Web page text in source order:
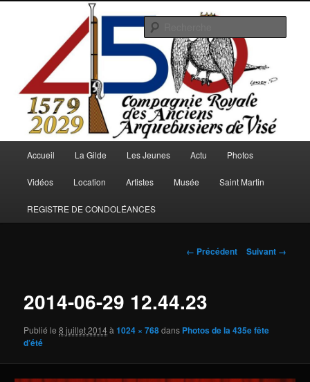
Arquebusiers.eu
Accueil La Gilde Les Jeunes Actu Photos
Vidéos Location Artistes Musée Saint Martin
REGISTRE DE CONDOLÉANCES
Navigation
← Précédent Suivant →
2014-06-29 12.44.23
Publié le8 juillet 2014à1024 × 768dans Photos de la 435e fête
d’été